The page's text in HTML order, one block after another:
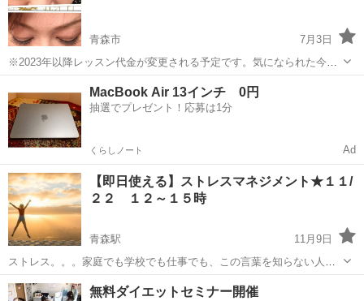
青森市
7月3日
※2023年以降レッスン代金が変更される予定です。気になられた今が
学びのチャンスです！ リピート率97％・アイリスト暦15年以上の元ア
イリストが安全で素敵に自分でまつ毛エクステが出来るノウハウをわ
かりやすくお伝えしたい...
MacBook Air 13インチ 0円
抽選でプレゼント！応募は1分
くらしノート Ad
【即日使える】ストレスマネジメント★１１/
２２ １２～１５時
青森駅
11月9日
ストレス。。。家庭でも学校でも仕事でも、この言葉を知らない人は
いないくらいに、 ストレスは現代社会において溢れています。 ストレ
スを過度に感じていると、実際に心と体に悪影響が出て 更には人生に
青森 青森市 青森駅 その他 モダンミステリースクール
無料ダイエットセミナー開催